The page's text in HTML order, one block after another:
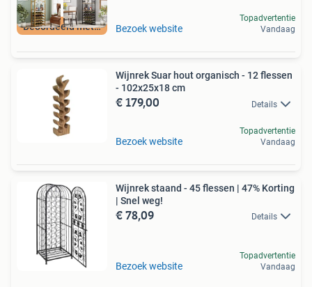
Beoordeeld met 9+ Bezoek website
Topadvertentie
Vandaag
Wijnrek Suar hout organisch - 12 flessen
- 102x25x18 cm
€ 179,00 Details
Bezoek website
Topadvertentie
Vandaag
Wijnrek staand - 45 flessen | 47% Korting
| Snel weg!
€ 78,09 Details
Bezoek website
Topadvertentie
Vandaag